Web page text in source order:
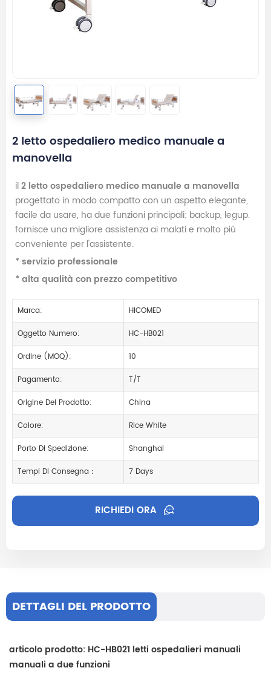
2 letto ospedaliero medico manuale a
manovella
il2 letto ospedaliero medico manuale a manovella
progettato in modo compatto con un aspetto elegante,
facile da usare, ha due funzioni principali: backup, legup.
fornisce una migliore assistenza ai malati e molto più
conveniente per l'assistente.
* servizio professionale
* alta qualità con prezzo competitivo
Marca:
HICOMED
Oggetto Numero:
HC-HB021
Ordine (MOQ):
10
Pagamento:
T/T
Origine Del Prodotto:
China
Colore:
Rice White
Porto Di Spedizione:
Shanghai
Tempi Di Consegna：
7 Days
RICHIEDI ORA
DETTAGLI DEL PRODOTTO
articolo prodotto: HC-HB021 letti ospedalieri manuali
manuali a due funzioni